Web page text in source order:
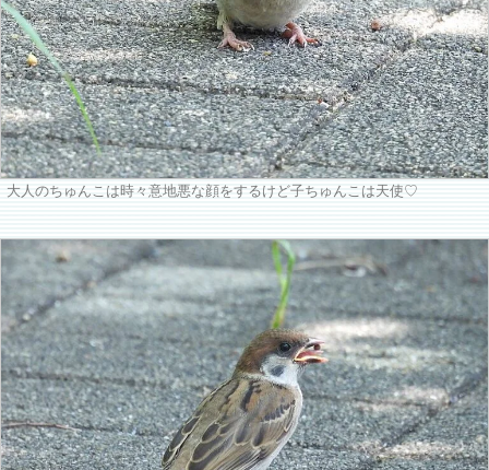
大人のちゅんこは時々意地悪な顔をするけど子ちゅんこは天使♡